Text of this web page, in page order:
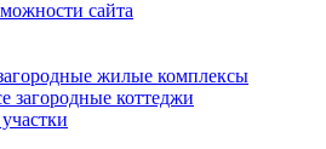
сайта
жилые комплексы
загородные коттеджи